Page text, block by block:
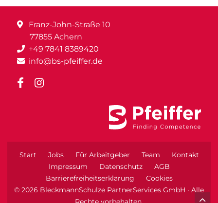
Franz-John-Straße 10
77855 Achern
+49 7841 8389420
info@bs-pfeiffer.de
Start Jobs Für Arbeitgeber Team
Kontakt
Impressum
Datenschutz
AGB
Barrierefreiheitserklärung
Cookies
© 2026 BleckmannSchulze PartnerServices GmbH · Alle